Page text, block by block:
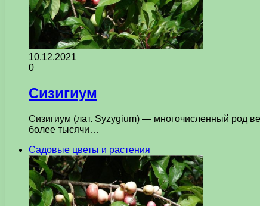
10.12.2021
0
Сизигиум
Сизигиум (лат. Syzygium) — многочисленный род
более тысячи…
Садовые цветы и растения